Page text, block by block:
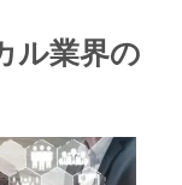
ル業界の